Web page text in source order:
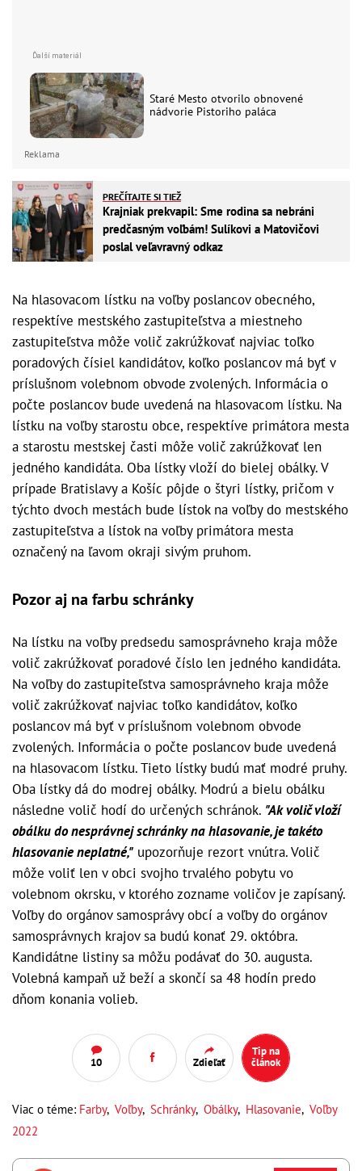
Staré Mesto otvorilo obnovené
nádvorie Pistoriho paláca
Reklama
PREČÍTAJTE SI TIEŽ
Krajniak prekvapil: Sme rodina sa nebráni
predčasným voľbám! Sulíkovi a Matovičovi
poslal veľavravný odkaz
Na hlasovacom lístku na voľby poslancov obecného,
respektíve mestského zastupiteľstva a miestneho
zastupiteľstva môže volič zakrúžkovať najviac toľko
poradových čísiel kandidátov, koľko poslancov má byť v
príslušnom volebnom obvode zvolených. Informácia o
počte poslancov bude uvedená na hlasovacom lístku. Na
lístku na voľby starostu obce, respektíve primátora mesta
a starostu mestskej časti môže volič zakrúžkovať len
jedného kandidáta. Oba lístky vloží do bielej obálky. V
prípade Bratislavy a Košíc pôjde o štyri lístky, pričom v
týchto dvoch mestách bude lístok na voľby do mestského
zastupiteľstva a lístok na voľby primátora mesta
označený na ľavom okraji sivým pruhom.
Pozor aj na farbu schránky
Na lístku na voľby predsedu samosprávneho kraja môže
volič zakrúžkovať poradové číslo len jedného kandidáta.
Na voľby do zastupiteľstva samosprávneho kraja môže
volič zakrúžkovať najviac toľko kandidátov, koľko
poslancov má byť v príslušnom volebnom obvode
zvolených. Informácia o počte poslancov bude uvedená
na hlasovacom lístku. Tieto lístky budú mať modré pruhy.
Oba lístky dá do modrej obálky. Modrú a bielu obálku
následne volič hodí do určených schránok. "Ak volič vloží
obálku do nesprávnej schránky na hlasovanie, je takéto
hlasovanie neplatné," upozorňuje rezort vnútra. Volič
môže voliť len v obci svojho trvalého pobytu vo
volebnom okrsku, v ktorého zozname voličov je zapísaný.
Voľby do orgánov samosprávy obcí a voľby do orgánov
samosprávnych krajov sa budú konať 29. októbra.
Kandidátne listiny sa môžu podávať do 30. augusta.
Volebná kampaň už beží a skončí sa 48 hodín predo
dňom konania volieb.
10 Zdieľať
Tip na
článok
Viac o téme: Farby, Voľby, Schránky, Obálky, Hlasovanie, Voľby
2022